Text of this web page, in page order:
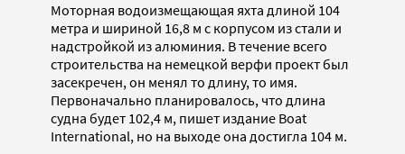
Моторная водоизмещающая яхта длиной 104
метра и шириной 16,8 м с корпусом из стали и
надстройкой из алюминия. В течение всего
строительства на немецкой верфи проект был
засекречен, он менял то длину, то имя.
Первоначально планировалось, что длина
судна будет 102,4 м, пишет издание Boat
International, но на выходе она достигла 104 м.